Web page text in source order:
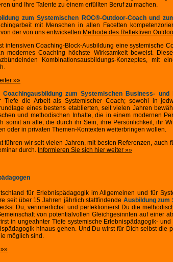
und Ihre Talente zu einem erfüllten Beruf zu machen.
zum Systemischen ROC®-Outdoor-Coach und
mit Menschen in allen Facetten
der von uns entwickelten Methode des Reflektiven
intensiven Coaching-Block-Ausbildung eine systemische
modernes Coaching höchste Wirksamkeit beweist.
Kombinationsausbildungs-Konzeptes, mit
»»
zum Systemischen Business- und
Tiefe die Arbeit als Systemischer Coach; sowohl in
eines bestens etablierten, seit vielen Jahren
und methodischen Inhalte, die in einem modernen
somit an alle, die durch ihr Sein, ihre Persönlichkeit, ihr
oder in privaten Themen-Kontexten weiterbringen wollen.
führen wir seit vielen Jahren, mit besten Referenzen, auch
durch. Informieren Sie sich hier weiter »»
für Erlebnispädagogik im Allgemeinen und für
seit über 15 Jahren jährlich stattfindende Ausbildung zum
Du, verinnerlichst und perfektionierst Du die
von potentialvollen Gleichgesinnten auf einer
in ungeahnter Tiefe systemische Erlebnispädagogik-
hinaus gehen. Und Du wirst für Dich selbst die
möglich sind.